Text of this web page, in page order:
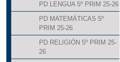
PD LENGUA 5º PRIM 25-26
PD MATEMÁTICAS 5º
PRIM 25-26
PD RELIGIÓN 5º PRIM 25-
26